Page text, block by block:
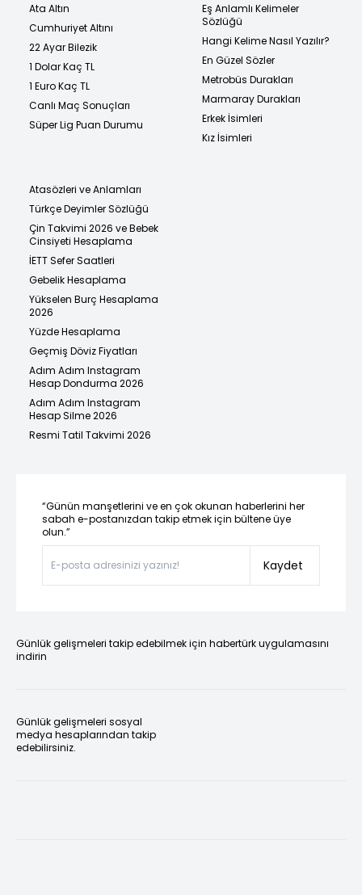
Ata Altın
Cumhuriyet Altını
22 Ayar Bilezik
1 Dolar Kaç TL
1 Euro Kaç TL
Canlı Maç Sonuçları
Süper Lig Puan Durumu
Eş Anlamlı Kelimeler
Sözlüğü
Hangi Kelime Nasıl Yazılır?
En Güzel Sözler
Metrobüs Durakları
Marmaray Durakları
Erkek İsimleri
Kız İsimleri
Atasözleri ve Anlamları
Türkçe Deyimler Sözlüğü
Çin Takvimi 2026 ve Bebek
Cinsiyeti Hesaplama
İETT Sefer Saatleri
Gebelik Hesaplama
Yükselen Burç Hesaplama
2026
Yüzde Hesaplama
Geçmiş Döviz Fiyatları
Adım Adım Instagram
Hesap Dondurma 2026
Adım Adım Instagram
Hesap Silme 2026
Resmi Tatil Takvimi 2026
“Günün manşetlerini ve en çok okunan haberlerini her
sabah e-postanızdan takip etmek için bültene üye
olun.”
Kaydet
Günlük gelişmeleri takip edebilmek için habertürk uygulamasını
indirin
Günlük gelişmeleri sosyal
medya hesaplarından takip
edebilirsiniz.